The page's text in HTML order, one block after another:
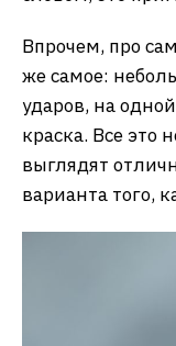
Впрочем, про
же самое:
ударов, на
краска. Все это
выглядят
варианта того,